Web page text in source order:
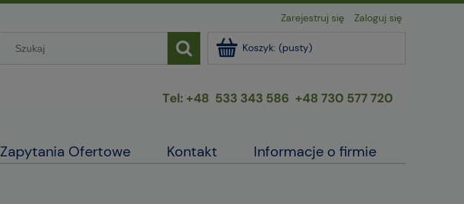
Zarejestruj się Zaloguj się
Koszyk: (pusty)
Zapytania Ofertowe Kontakt Informacje o firmie